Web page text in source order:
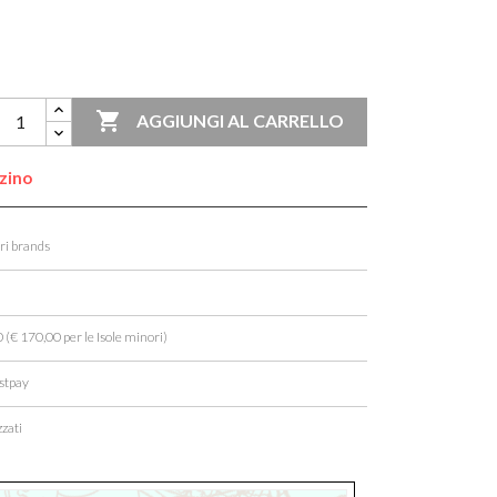
 AGGIUNGI AL CARRELLO
brands
(€ 170,00 per le Isole minori)